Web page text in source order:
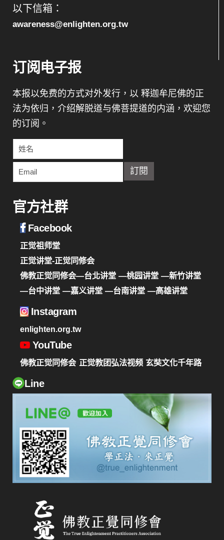
以下信箱：
awareness@enlighten.org.tw
订阅电子报
本报以免费的方式对外发行，以 释迦牟尼佛的正
法为依归，介绍解脱道与佛菩提道的内涵，欢迎您
的订阅。
官方社群
Facebook
正觉祖师堂
正觉讲堂-正觉同修会
佛教正觉同修会—台北讲堂 —桃园讲堂 —新竹讲堂
—台中讲堂 —嘉义讲堂 —台南讲堂 —高雄讲堂
Instagram
enlighten.org.tw
YouTube
佛教正觉同修会 正觉教团弘法视频 玄奘文化千年路
Line